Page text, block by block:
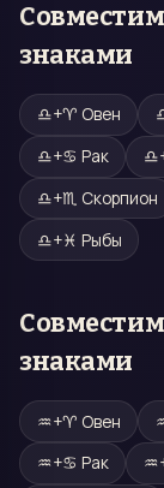
знаками
♎+♈ Овен
♎+♋ Рак ♎
♎+♏ Скорпион
♎+♓ Рыбы
знаками
♒+♈ Овен
♒+♋ Рак ♒